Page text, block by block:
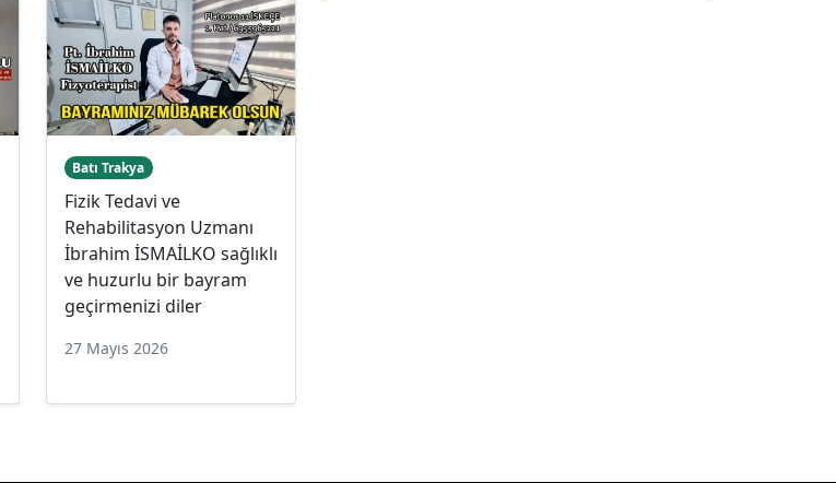
Batı Trakya
Fizik Tedavi ve
Rehabilitasyon Uzmanı
İbrahim İSMAİLKO sağlıklı
ve huzurlu bir bayram
geçirmenizi diler
27 Mayıs 2026